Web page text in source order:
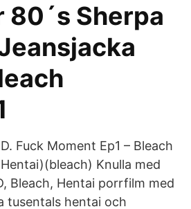
80´s Sherpa
Fuck Moment Ep1 – Bleach
Knulla med
Bleach, Hentai porrfilm med
tusentals hentai och